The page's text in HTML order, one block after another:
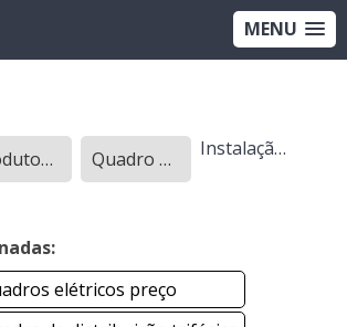
MENU
Produtos ❱ Quadro eletrico - Categoria ❱ Instalação de quadro de energia
elétricos preço